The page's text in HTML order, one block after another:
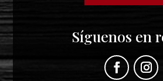
Síguenos en